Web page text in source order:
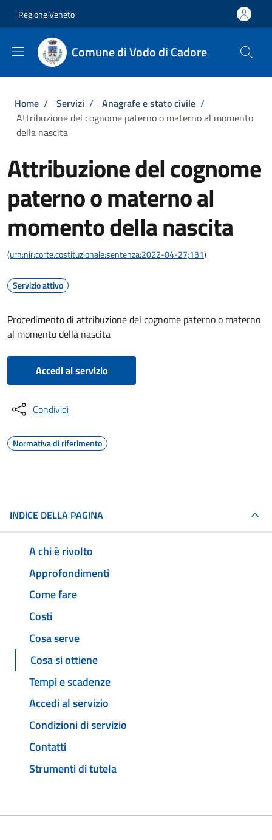
Regione Veneto
Comune di Vodo di Cadore
Briciole di pane
Home / Servizi / Anagrafe e stato civile /
Attribuzione del cognome paterno o materno al momento
della nascita
Attribuzione del cognome
paterno o materno al
momento della nascita
(urn:nir:corte.costituzionale:sentenza:2022-04-27;131)
Servizio attivo
Procedimento di attribuzione del cognome paterno o materno
al momento della nascita
Accedi al servizio
Condividi
Normativa di riferimento
INDICE DELLA PAGINA
A chi è rivolto
Approfondimenti
Come fare
Costi
Cosa serve
Cosa si ottiene
Tempi e scadenze
Accedi al servizio
Condizioni di servizio
Contatti
Strumenti di tutela